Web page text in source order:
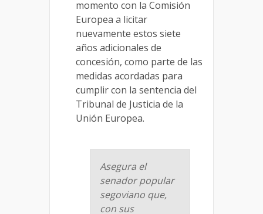
momento con la Comisión
Europea a licitar
nuevamente estos siete
años adicionales de
concesión, como parte de las
medidas acordadas para
cumplir con la sentencia del
Tribunal de Justicia de la
Unión Europea.
Asegura el
senador popular
segoviano que,
con sus